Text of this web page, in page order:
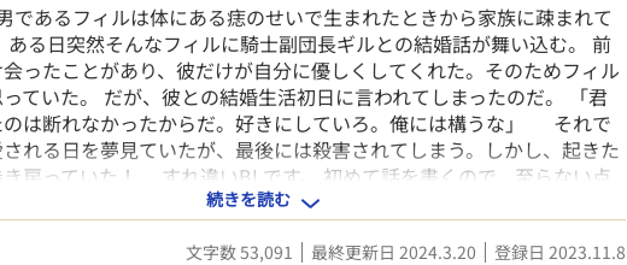
であるフィルは体にある痣のせいで生まれたときから家族に疎まれて
日突然そんなフィルに騎士副団長ギルとの結婚話が舞い込む。 前
ったことがあり、彼だけが自分に優しくしてくれた。そのためフィル
ていた。 だが、彼との結婚生活初日に言われてしまったのだ。 「君
のは断れなかったからだ。好きにしていろ。俺には構うな」 それで
れる日を夢見ていたが、最後には殺害されてしまう。しかし、起きた
き戻っていた！ すれ違いBLです。 初めて話を書くので、至らない点
思いますがよろしくお願いします。 (誤字脱字や話にズレがあってもまあ
なと温かい目で見ていただけると助かります)
続きを読む
文字数 53,091 最終更新日 2024.3.20 登録日 2023.11.8